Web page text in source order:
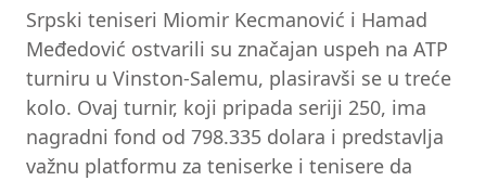
Srpski teniseri Miomir Kecmanović i Hamad
Međedović ostvarili su značajan uspeh na ATP
turniru u Vinston-Salemu, plasiravši se u treće
kolo. Ovaj turnir, koji pripada seriji 250, ima
nagradni fond od 798.335 dolara i predstavlja
važnu platformu za teniserke i tenisere da